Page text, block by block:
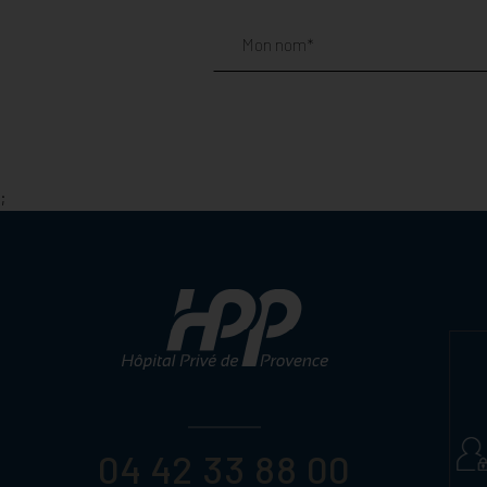
;
04 42 33 88 00